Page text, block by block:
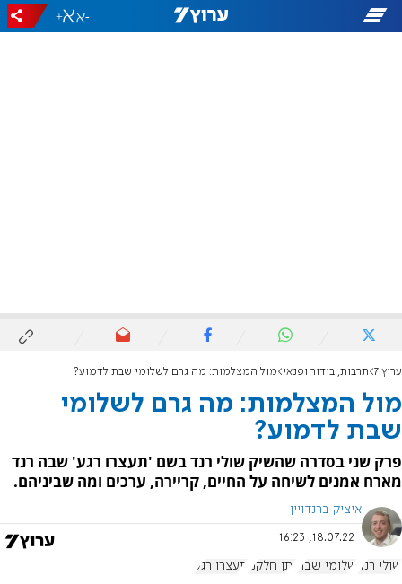
-
+
ערוץ 7 תרבות, בידור ופנאי מול המצלמות: מה גרם לשלומי שבת לדמוע?
מול המצלמות: מה גרם לשלומי
שבת לדמוע?
פרק שני בסדרה שהשיק שולי רנד בשם 'תעצרו רגע' שבה רנד
מארח אמנים לשיחה על החיים, קריירה, ערכים ומה שביניהם.
איציק ברנדויין
18.07.22, 16:23
שולי רנד שלומי שבת ותן חלקנו תעצרו רגע